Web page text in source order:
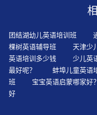
境、纯正丰富的语言资
事中出现的拼读规律，
团背景支持，是教学质
一定要认真挑选适合自己
家推荐阿卡索外教网，
理和心理特点。它可以缓
除学生的疲劳。英语学
子们的特点是，正处在语
团结湖幼儿英语培训班
棵树英语辅导班
天津少
英语培训多少钱
少儿英
最好呢？
蚌埠儿童英语
班
宝宝英语启蒙哪家好
好